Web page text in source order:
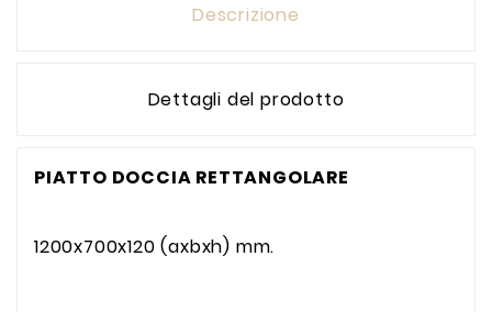
Descrizione
Dettagli del prodotto
PIATTO DOCCIA RETTANGOLARE
1200x700x120 (axbxh) mm.